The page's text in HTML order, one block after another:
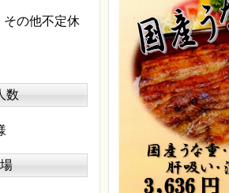
その他不定休
数